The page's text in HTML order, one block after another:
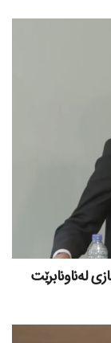
لەناونابرێت